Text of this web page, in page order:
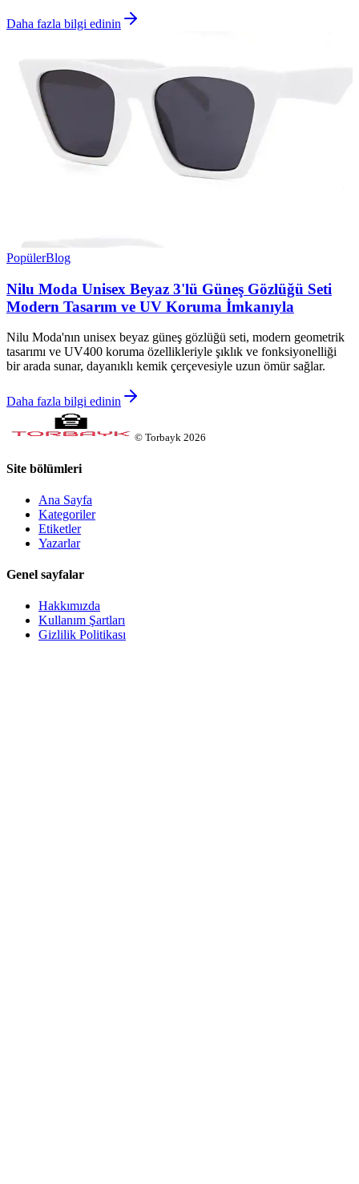
Daha fazla bilgi edinin
PopülerBlog
Nilu Moda Unisex Beyaz 3'lü Güneş Gözlüğü Seti
Modern Tasarım ve UV Koruma İmkanıyla
Nilu Moda'nın unisex beyaz güneş gözlüğü seti, modern geometrik
tasarımı ve UV400 koruma özellikleriyle şıklık ve fonksiyonelliği
bir arada sunar, dayanıklı kemik çerçevesiyle uzun ömür sağlar.
Daha fazla bilgi edinin
© Torbayk 2026
Site bölümleri
Ana Sayfa
Kategoriler
Etiketler
Yazarlar
Genel sayfalar
Hakkımızda
Kullanım Şartları
Gizlilik Politikası